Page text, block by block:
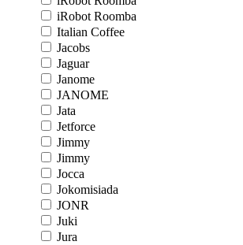
iRobot Roomba
Italian Coffee
Jacobs
Jaguar
Janome
JANOME
Jata
Jetforce
Jimmy
Jimmy
Jocca
Jokomisiada
JONR
Juki
Jura